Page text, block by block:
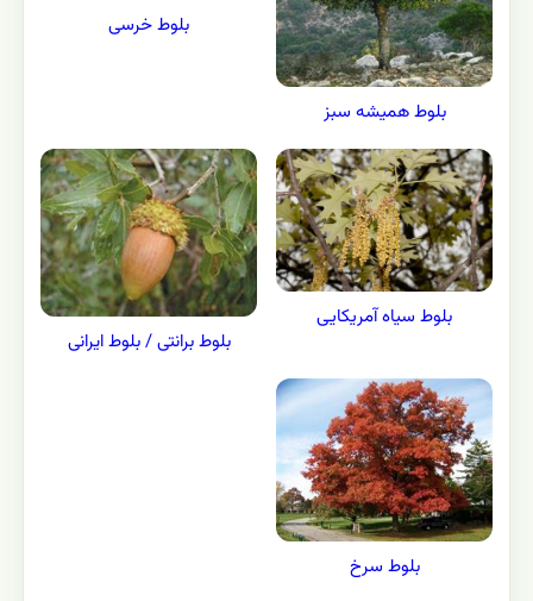
بلوط همیشه سبز
بلوط خرسی
بلوط سیاه آمریکایی
بلوط برانتی / بلوط ایرانی
بلوط سرخ